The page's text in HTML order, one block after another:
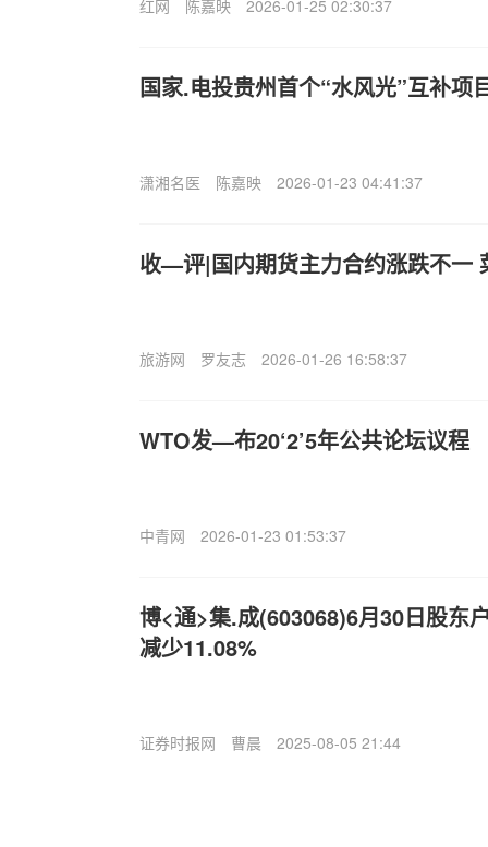
红网 陈嘉映 2026-01-25 02:30:37
国家.电投贵州首个“水风光”互补项
潇湘名医 陈嘉映 2026-01-23 04:41:37
收—评|国内期货主力合约涨跌不一
旅游网 罗友志 2026-01-26 16:58:37
WTO发—布20‘2’5年公共论坛议程
中青网 2026-01-23 01:53:37
博<通>集.成(603068)6月30日股东
减少11.08%
证券时报网 曹晨 2025-08-05 21:44